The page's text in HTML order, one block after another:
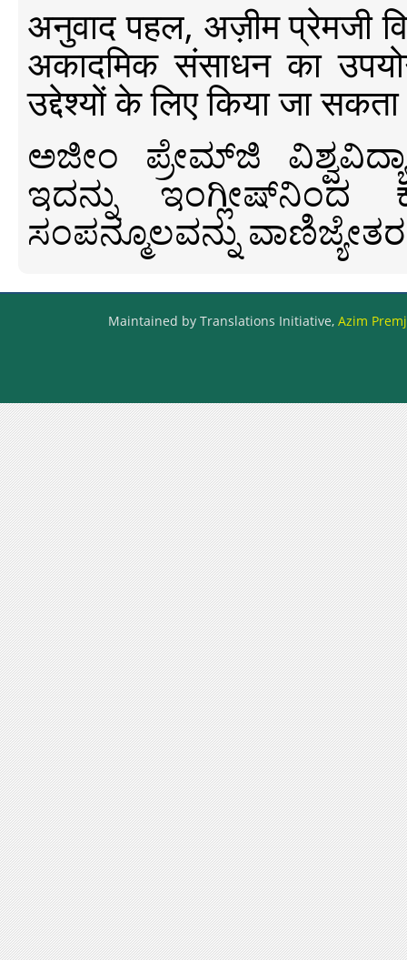
अनुवाद पहल, अज़ीम प्रेमजी
अकादमिक संसाधन का
उद्देश्यों के लिए किया जा
ಅಜೀಂ ಪ್ರೇಮ್‍ಜಿ
ಇದನ್ನು ಇಂಗ್ಲೀಷ್‍ನಿಂದ
ಸಂಪನ್ಮೂಲವನ್ನು
Maintained by Translations Initiative, Azim